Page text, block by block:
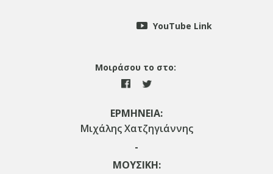
YouTube Link
Μοιράσου το στο:
ΕΡΜΗΝΕΙΑ:
Μιχάλης Χατζηγιάννης
-
ΜΟΥΣΙΚΗ: